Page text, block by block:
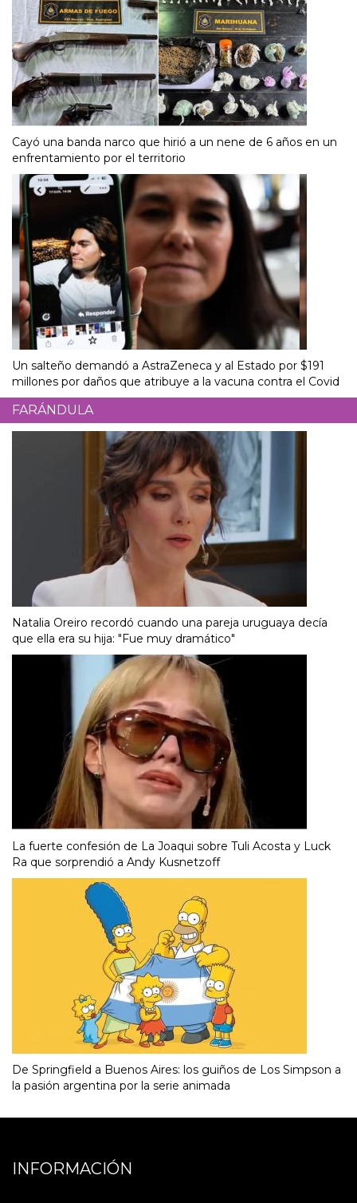
Cayó una banda narco que hirió a un nene de 6 años en un
enfrentamiento por el territorio
Un salteño demandó a AstraZeneca y al Estado por $191
millones por daños que atribuye a la vacuna contra el Covid
FARÁNDULA
Natalia Oreiro recordó cuando una pareja uruguaya decía
que ella era su hija: "Fue muy dramático"
La fuerte confesión de La Joaqui sobre Tuli Acosta y Luck
Ra que sorprendió a Andy Kusnetzoff
De Springfield a Buenos Aires: los guiños de Los Simpson a
la pasión argentina por la serie animada
INFORMACIÓN